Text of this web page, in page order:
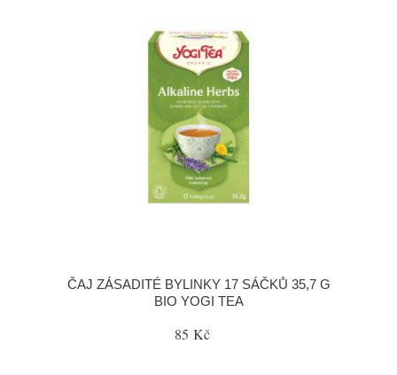
ČAJ ZÁSADITÉ BYLINKY 17 SÁČKŮ 35,7 G
BIO YOGI TEA
85 Kč